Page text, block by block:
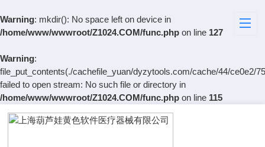
Warning: mkdir(): No space left on device in
/home/www/wwwroot/Z1024.COM/func.php on line 127
Warning:
file_put_contents(./cachefile_yuan/dyzytools.com/cache/44/ce0e2/
failed to open stream: No such file or directory in
/home/www/wwwroot/Z1024.COM/func.php on line 115